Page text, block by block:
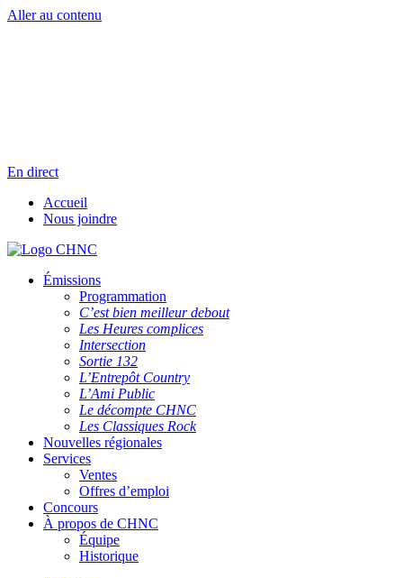
Aller au contenu
En direct
Accueil
Nous joindre
Émissions
Programmation
C’est bien meilleur debout
Les Heures complices
Intersection
Sortie 132
L’Entrepôt Country
L’Ami Public
Le décompte CHNC
Les Classiques Rock
Nouvelles régionales
Services
Ventes
Offres d’emploi
Concours
À propos de CHNC
Équipe
Historique